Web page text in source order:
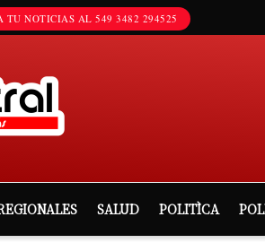
TU NOTICIAS AL 549 3482 294525
SALUD POLITÌCA